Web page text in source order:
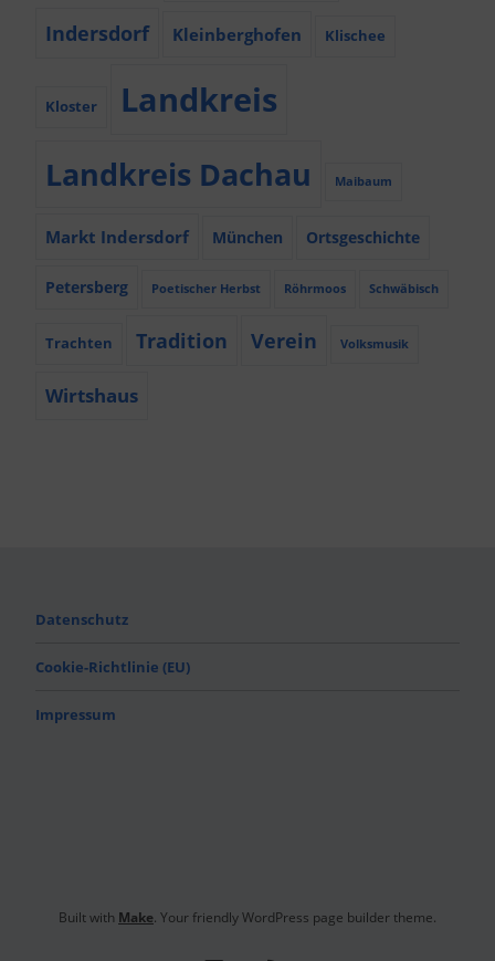
Indersdorf Kleinberghofen Klischee
Kloster Landkreis
Landkreis Dachau Maibaum
Markt Indersdorf München Ortsgeschichte
Petersberg Poetischer Herbst Röhrmoos Schwäbisch
Trachten Tradition Verein Volksmusik
Wirtshaus
Datenschutz
Cookie-Richtlinie (EU)
Impressum
Built with Make. Your friendly WordPress page builder theme.